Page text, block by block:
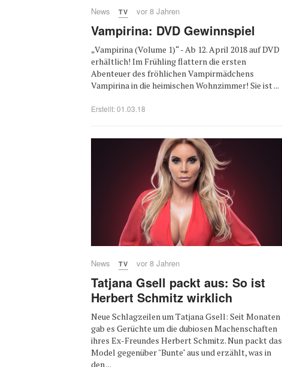
News TV vor 8 Jahren
Vampirina: DVD Gewinnspiel
„Vampirina (Volume 1)“ - Ab 12. April 2018 auf DVD
erhältlich! Im Frühling flattern die ersten
Abenteuer des fröhlichen Vampirmädchens
Vampirina in die heimischen Wohnzimmer! Sie ist ...
Erstellt: 01.03.18
News TV vor 8 Jahren
Tatjana Gsell packt aus: So ist
Herbert Schmitz wirklich
Neue Schlagzeilen um Tatjana Gsell: Seit Monaten
gab es Gerüchte um die dubiosen Machenschaften
ihres Ex-Freundes Herbert Schmitz. Nun packt das
Model gegenüber "Bunte" aus und erzählt, was in
den ...